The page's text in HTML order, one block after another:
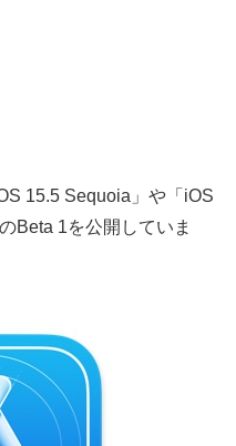
15.5 Sequoia」や「iOS
Beta 1を公開していま